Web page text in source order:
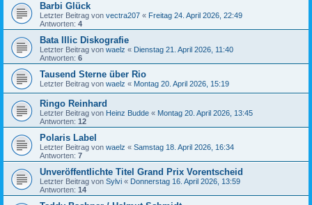
Barbi Glück
Letzter Beitrag von vectra207 « Freitag 24. April 2026, 22:49
Antworten: 4
Bata Illic Diskografie
Letzter Beitrag von waelz « Dienstag 21. April 2026, 11:40
Antworten: 6
Tausend Sterne über Rio
Letzter Beitrag von waelz « Montag 20. April 2026, 15:19
Ringo Reinhard
Letzter Beitrag von Heinz Budde « Montag 20. April 2026, 13:45
Antworten: 12
Polaris Label
Letzter Beitrag von waelz « Samstag 18. April 2026, 16:34
Antworten: 7
Unveröffentlichte Titel Grand Prix Vorentscheid
Letzter Beitrag von Sylvi « Donnerstag 16. April 2026, 13:59
Antworten: 14